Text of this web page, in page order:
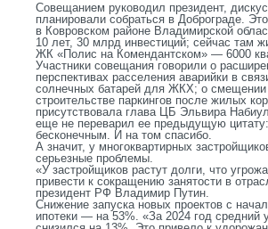
Совещанием руководил президент,
планировали собраться в Доброграде.
в Ковровском районе Владимирской
10 лет, 30 млрд инвестиций; сейчас там
ЖК «Полис на Комендантском» — 6000
Участники совещания говорили о
перспективах расселения аварийки в
солнечных батарей для ЖКХ; о смещении
строительстве паркингов после жилых
присутствовала глава ЦБ Эльвира
еще не переварил ее предыдущую
бесконечным. И на том спасибо.
А значит, у многоквартирных
серьезные проблемы.
«У застройщиков растут долги, что
привести к сокращению занятости в
президент РФ Владимир Путин.
Снижение запуска новых проектов с
ипотеки — на 53%. «За 2024 год средний